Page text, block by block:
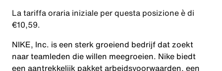
La tariffa oraria iniziale per questa posizione è di
€10,59.
NIKE, Inc. is een sterk groeiend bedrijf dat zoekt
naar teamleden die willen meegroeien. Nike biedt
een aantrekkelijk pakket arbeidsvoorwaarden, een